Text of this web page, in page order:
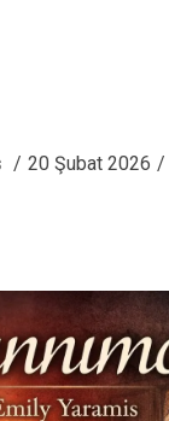
20 Şubat 2026